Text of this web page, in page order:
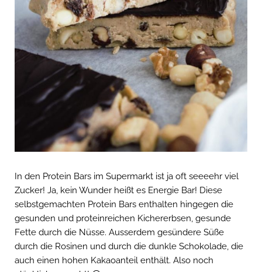
In den Protein Bars im Supermarkt ist ja oft seeeehr viel
Zucker! Ja, kein Wunder heißt es Energie Bar! Diese
selbstgemachten Protein Bars enthalten hingegen die
gesunden und proteinreichen Kichererbsen, gesunde
Fette durch die Nüsse. Ausserdem gesündere Süße
durch die Rosinen und durch die dunkle Schokolade, die
auch einen hohen Kakaoanteil enthält. Also noch